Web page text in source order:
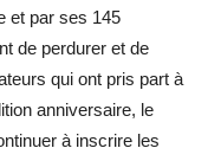
et par ses 145
de perdurer et de
qui ont pris part à
anniversaire, le
à inscrire les